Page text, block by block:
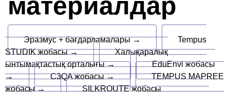
Эразмус + бағдарламалары →
Tempus
STUDIK жобасы →
Халықаралық
ынтымақтастық орталығы →
EduEnvi жобасы
→
C3QA жобасы →
TEMPUS MAPREE
жобасы →
SILKROUTE жобасы